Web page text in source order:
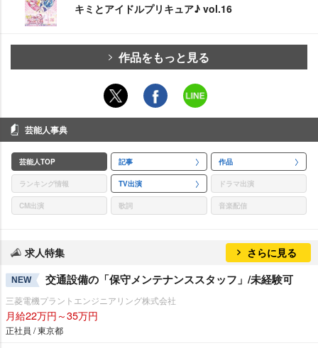
キミとアイドルプリキュア♪ vol.16
作品をもっと見る
芸能人事典
芸能人TOP 記事 作品
ランキング情報 TV出演 ドラマ出演
CM出演 歌詞 音楽配信
求人特集 さらに見る
NEW 交通設備の「保守メンテナンススタッフ」/未経験可
三菱電機プラントエンジニアリング株式会社
月給22万円～35万円
正社員 / 東京都